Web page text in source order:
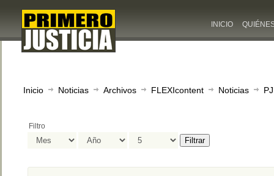
INICIO
Inicio Noticias Archivos FLEXIcontent Noticias
Filtro
Filtrar